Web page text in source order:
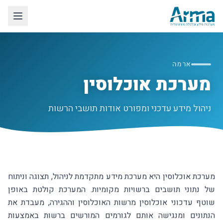
דלג לתוכן הראשי
ארמה
מערכת אוכלוסין
ניהול מידע עדכני ומפורט אודות תושבי הרשות
מערכת אוכלוסין היא מערכת מידע מתקדמת לניהול, תצוגה וניתוח
של נתוני תושבים ברשויות מקומיות. המערכת קולטת באופן
שוטף עדכוני אוכלוסין מרשות האוכלוסין וההגירה, מעבדת את
הנתונים ומנגישה אותם לגורמים המורשים ברשות באמצעות